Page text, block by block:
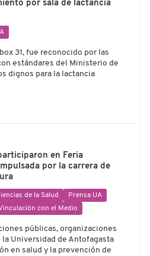
por sala de lactancia
31, fue reconocido por las
estándares del Ministerio de
dignos para la lactancia
en Feria
por la carrera de
de la Salud
Prensa UA
con el Medio
públicas, organizaciones
Universidad de Antofagasta
en salud y la prevención de